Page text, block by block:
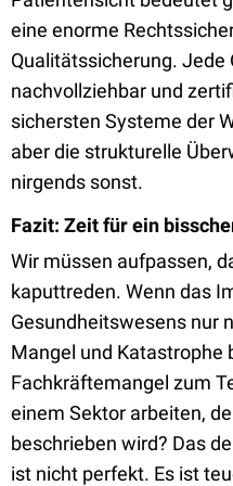
eine enorme
Qualitätssicherung. Jede
nachvollziehbar und
sichersten Systeme der
aber die strukturelle
nirgends sonst.
Fazit: Zeit für ein
Wir müssen aufpassen,
kaputtreden. Wenn das
Gesundheitswesens nur
Mangel und Katastrophe
Fachkräftemangel zum
einem Sektor arbeiten,
beschrieben wird? Das
ist nicht perfekt. Es ist